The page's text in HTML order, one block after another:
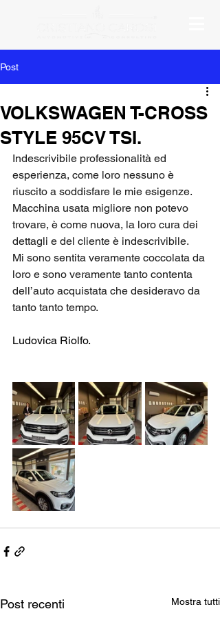
Post
VOLKSWAGEN T-CROSS
STYLE 95CV TSI.
Indescrivibile professionalità ed
esperienza, come loro nessuno è
riuscito a soddisfare le mie esigenze.
Macchina usata migliore non potevo
trovare, è come nuova, la loro cura dei
dettagli e del cliente è indescrivibile.
Mi sono sentita veramente coccolata da
loro e sono veramente tanto contenta
dell’auto acquistata che desideravo da
tanto tanto tempo.
Ludovica Riolfo.
Post recenti Mostra tutti